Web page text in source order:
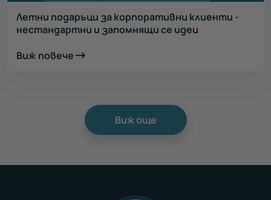
Летни подаръци за корпоративни клиенти -
нестандартни и запомнящи се идеи
Виж повече
Виж още